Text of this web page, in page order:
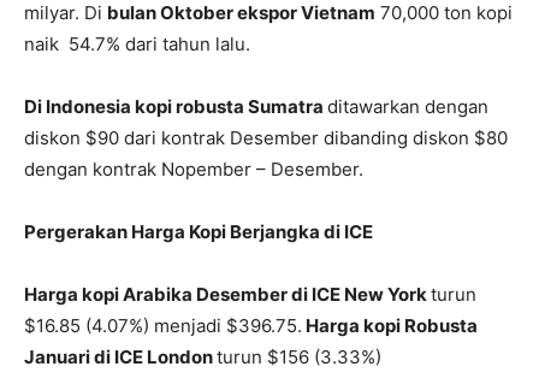
milyar. Di bulan Oktober ekspor Vietnam 70,000 ton kopi
naik 54.7% dari tahun lalu.
Di Indonesia kopi robusta Sumatra ditawarkan dengan
diskon $90 dari kontrak Desember dibanding diskon $80
dengan kontrak Nopember – Desember.
Pergerakan Harga Kopi Berjangka di ICE
Harga kopi Arabika Desember di ICE New Yorkturun
$16.85 (4.07%) menjadi $396.75. Harga kopi Robusta
Januari di ICE Londonturun $156 (3.33%)